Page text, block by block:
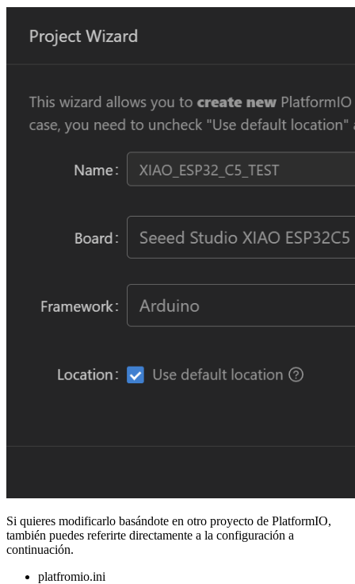
Si quieres modificarlo basándote en otro proyecto de PlatformIO,
también puedes referirte directamente a la configuración a
continuación.
platfromio.ini